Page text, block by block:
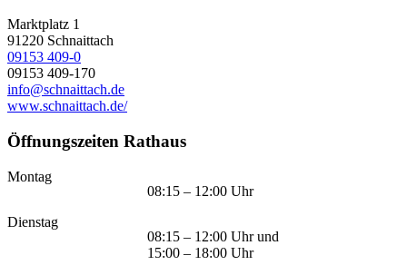
Marktplatz 1
91220 Schnaittach
09153 409-0
09153 409-170
info@schnaittach.de
www.schnaittach.de/
Öffnungszeiten Rathaus
Montag
08:15 – 12:00 Uhr
Dienstag
08:15 – 12:00 Uhr und
15:00 – 18:00 Uhr